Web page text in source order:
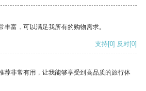
丰富，可以满足我所有的购物需求。
支持[0] 反对[0]
荐非常有用，让我能够享受到高品质的旅行体